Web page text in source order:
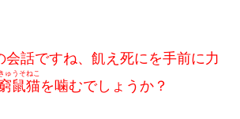
会話ですね、飢え死にを手前に力
鼠猫
きゅうそねこ
を噛むでしょうか？